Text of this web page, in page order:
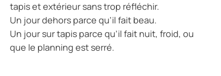
tapis et extérieur sans trop réfléchir.
Un jour dehors parce qu’il fait beau.
Un jour sur tapis parce qu’il fait nuit, froid, ou
que le planning est serré.